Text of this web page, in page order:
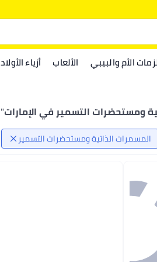
الأم والبيبي الألعاب أزياء الأولاد
ومستحضرات التسمير في الإمارات"
المسمرات الذاتية ومستحضرات التسمير